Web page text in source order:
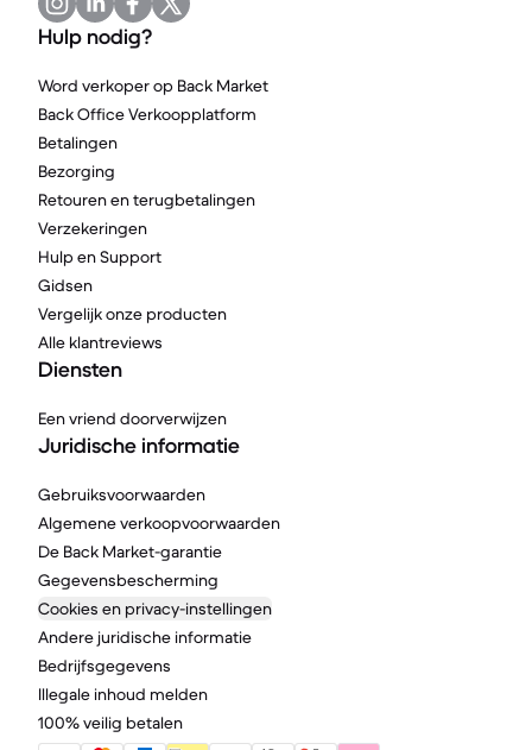
Hulp nodig?
Word verkoper op Back Market
Back Office Verkoopplatform
Betalingen
Bezorging
Retouren en terugbetalingen
Verzekeringen
Hulp en Support
Gidsen
Vergelijk onze producten
Alle klantreviews
Diensten
Een vriend doorverwijzen
Juridische informatie
Gebruiksvoorwaarden
Algemene verkoopvoorwaarden
De Back Market-garantie
Gegevensbescherming
Cookies en privacy-instellingen
Andere juridische informatie
Bedrijfsgegevens
Illegale inhoud melden
100% veilig betalen